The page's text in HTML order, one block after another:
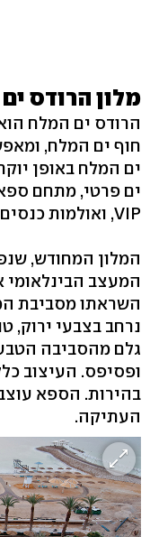
מלון הרודס
הרודס ים המלח
חוף ים המלח,
ים פרטי, מתחם
VIP, ואולמות כנסים ואירועים.
המעצב הבינלאומי
השראתו מסביבת
נרחב בצבעי ירוק,
גלם מהסביבה
ופסיפס. העיצוב
בהירות. הספא
העתיקה.